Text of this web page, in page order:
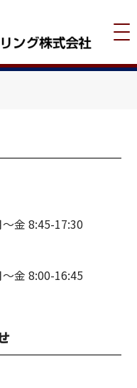
金 8:45-17:30
金 8:00-16:45